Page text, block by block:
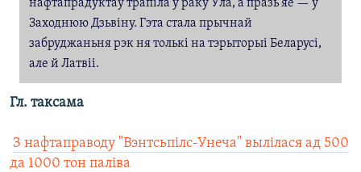
нафтапрадуктаў трапіла ў раку Ўла, а празь яе — у
Заходнюю Дзьвіну. Гэта стала прычнай
забруджаньня рэк ня толькi на тэрыторыi Беларусi,
але й Латвii.
Гл. таксама
З нафтаправоду "Вэнтсьпілс-Унеча" вылілася ад 500
да 1000 тон паліва